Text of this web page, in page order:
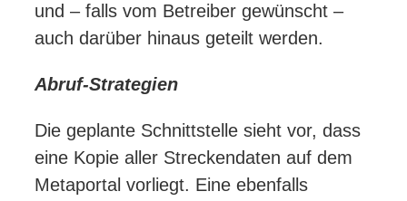
und – falls vom Betreiber gewünscht –
auch darüber hinaus geteilt werden.
Abruf-Strategien
Die geplante Schnittstelle sieht vor, dass
eine Kopie aller Streckendaten auf dem
Metaportal vorliegt. Eine ebenfalls